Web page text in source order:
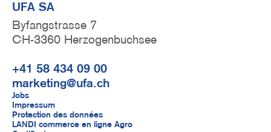
UFA SA
Byfangstrasse 7
CH-3360 Herzogenbuchsee
+41 58 434 09 00
marketing@ufa.ch
F
u
Jobs
Impressum
Protection des données
LANDI commerce en ligne Agro